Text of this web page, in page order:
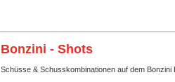
Bonzini - Shots
Schüsse & Schusskombinationen auf dem Bonzini